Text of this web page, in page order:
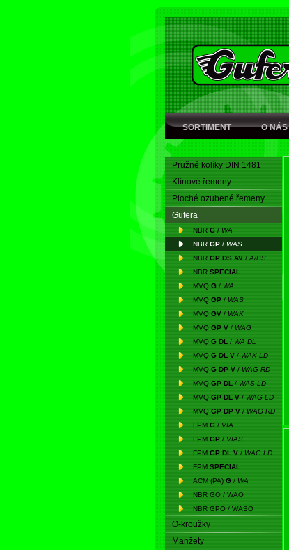
SORTIMENT O NÁS
Pružné kolíky DIN 1481
Klínové řemeny
Ploché ozubené řemeny
Gufera
NBR G / WA
NBR GP / WAS
NBR GP DS AV / A/BS
NBR SPECIAL
MVQ G / WA
MVQ GP / WAS
MVQ GV / WAK
MVQ GP V / WAG
MVQ G DL / WA DL
MVQ G DL V / WAK LD
MVQ G DP V / WAG RD
MVQ GP DL / WAS LD
MVQ GP DL V / WAG LD
MVQ GP DP V / WAG RD
FPM G / VIA
FPM GP / VIAS
FPM GP DL V / WAG LD
FPM SPECIAL
ACM (PA) G / WA
NBR GO / WAO
NBR GPO / WASO
O-kroužky
Manžety